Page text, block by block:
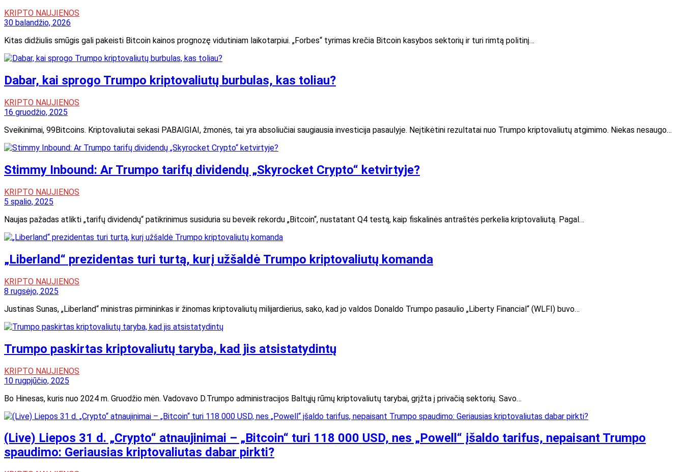
KRIPTO NAUJIENOS
30 balandžio, 2026
Kitas didžiulis smūgis gali pakeisti Bitcoin kainos prognozę vidutiniam laikotarpiui. „Forbes“ tyrimas krečia Bitcoin kasybos sektorių ir turi rimtą politinį…
Dabar, kai sprogo Trumpo kriptovaliutų burbulas, kas toliau?
KRIPTO NAUJIENOS
16 gruodžio, 2025
Sveikinimai, 99Bitcoins. Kriptovaliutai sekasi PABAIGIAI, žmonės, tai yra absoliučiai saugiausia investicija pasaulyje. Neįtikėtini rezultatai nuo Trumpo kriptovaliutų atgimimo. Niekas nesaugo…
Stimmy Inbound: Ar Trumpo tarifų dividendų „Skyrocket Crypto“ ketvirtyje?
KRIPTO NAUJIENOS
5 spalio, 2025
Naujas pažadas atlikti „tarifų dividendų“ patikrinimus susiduria su beveik rekordu „Bitcoin“, nustatant Q4 testą, kaip fiskalinės antraštės perkelia kriptovaliutą. Pagal…
„Liberland“ prezidentas turi turtą, kurį užšaldė Trumpo kriptovaliutų komanda
KRIPTO NAUJIENOS
8 rugsėjo, 2025
Justinas Sunas, „Liberland“ ministras pirmininkas ir žinomas kriptovaliutų milijardierius, sako, kad jo valdos Donaldo Trumpo pasaulio „Liberty Financial“ (WLFI) buvo…
Trumpo paskirtas kriptovaliutų taryba, kad jis atsistatydintų
KRIPTO NAUJIENOS
10 rugpjūčio, 2025
Bo Hinesas, kuris nuo 2024 m. Gruodžio mėn. Vadovavo D.Trumpo administracijos Baltųjų rūmų kriptovaliutų tarybai, grįžta į privačią sektorių. Savo…
(Live) Liepos 31 d. „Crypto“ atnaujinimai – „Bitcoin“ turi 118 000 USD, nes „Powell“ įšaldo tarifus, nepaisant Trumpo
spaudimo: Geriausias kriptovaliutas dabar pirkti?